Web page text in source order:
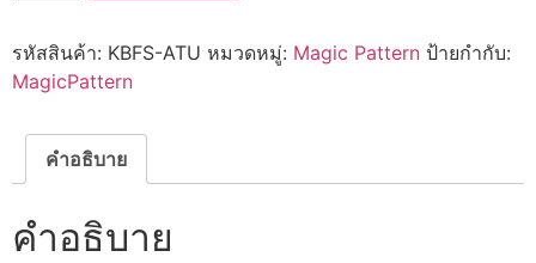
รหัสสินค้า: KBFS-ATU หมวดหมู่: Magic Pattern ป้ายกำกับ:
MagicPattern
คำอธิบาย
คำอธิบาย